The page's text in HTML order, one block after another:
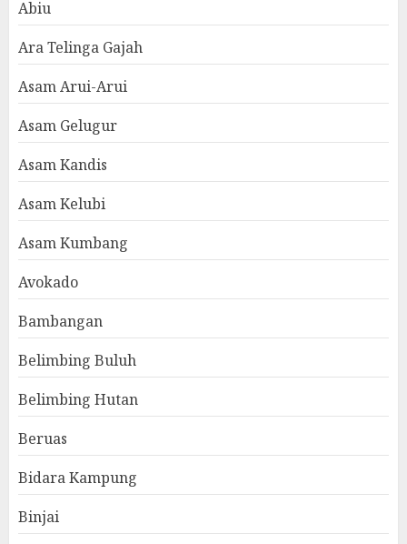
Abiu
Ara Telinga Gajah
Asam Arui-Arui
Asam Gelugur
Asam Kandis
Asam Kelubi
Asam Kumbang
Avokado
Bambangan
Belimbing Buluh
Belimbing Hutan
Beruas
Bidara Kampung
Binjai